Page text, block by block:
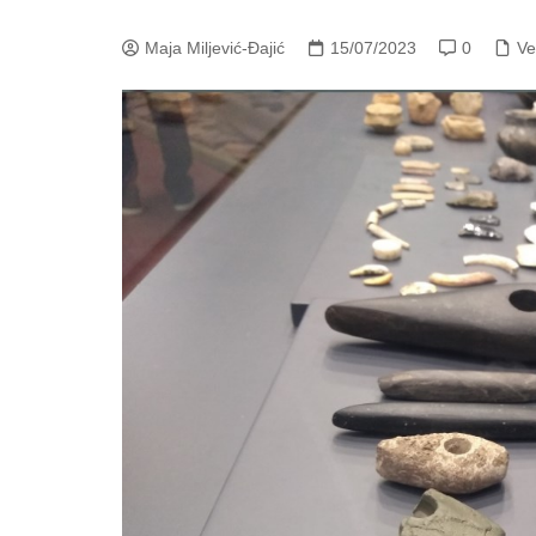
Maja Miljević-Đajić 15/07/2023 0